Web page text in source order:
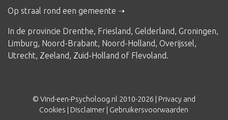
Op straal rond een gemeente
In de provincie Drenthe, Friesland, Gelderland, Groningen,
Limburg, Noord-Brabant, Noord-Holland, Overijssel,
Utrecht, Zeeland, Zuid-Holland of Flevoland.
© Vind-een-Psycholoog.nl 2010-2026 | Privacy and
Cookies
Disclaimer Gebruikersvoorwaarden